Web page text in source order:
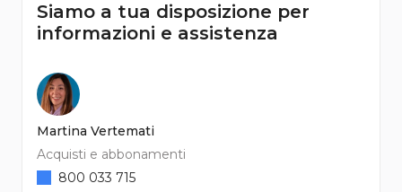
Siamo a tua disposizione per
informazioni e assistenza
Martina Vertemati
Acquisti e abbonamenti
800 033 715